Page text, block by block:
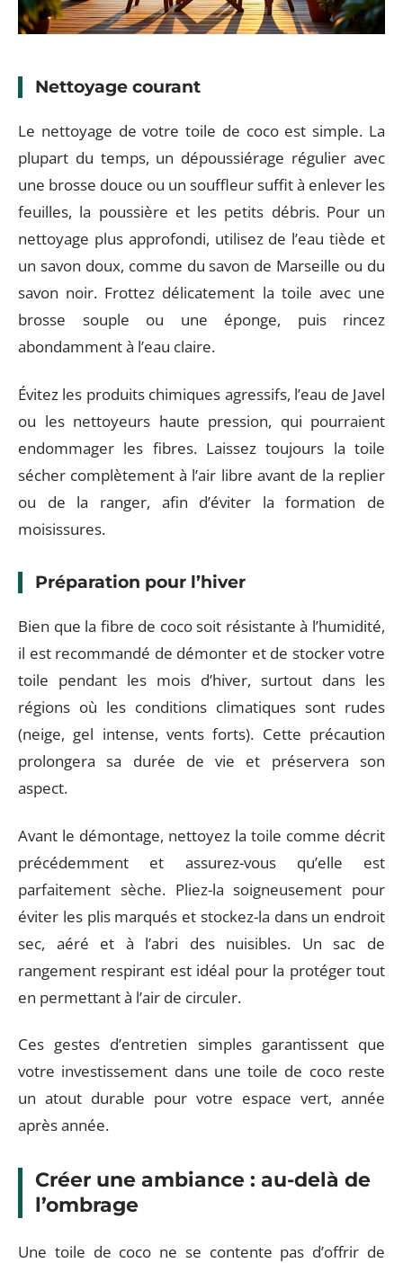
Nettoyage courant
Le nettoyage de votre toile de coco est simple. La
plupart du temps, un dépoussiérage régulier avec
une brosse douce ou un souffleur suffit à enlever les
feuilles, la poussière et les petits débris. Pour un
nettoyage plus approfondi, utilisez de l’eau tiède et
un savon doux, comme du savon de Marseille ou du
savon noir. Frottez délicatement la toile avec une
brosse souple ou une éponge, puis rincez
abondamment à l’eau claire.
Évitez les produits chimiques agressifs, l’eau de Javel
ou les nettoyeurs haute pression, qui pourraient
endommager les fibres. Laissez toujours la toile
sécher complètement à l’air libre avant de la replier
ou de la ranger, afin d’éviter la formation de
moisissures.
Préparation pour l’hiver
Bien que la fibre de coco soit résistante à l’humidité,
il est recommandé de démonter et de stocker votre
toile pendant les mois d’hiver, surtout dans les
régions où les conditions climatiques sont rudes
(neige, gel intense, vents forts). Cette précaution
prolongera sa durée de vie et préservera son
aspect.
Avant le démontage, nettoyez la toile comme décrit
précédemment et assurez-vous qu’elle est
parfaitement sèche. Pliez-la soigneusement pour
éviter les plis marqués et stockez-la dans un endroit
sec, aéré et à l’abri des nuisibles. Un sac de
rangement respirant est idéal pour la protéger tout
en permettant à l’air de circuler.
Ces gestes d’entretien simples garantissent que
votre investissement dans une toile de coco reste
un atout durable pour votre espace vert, année
après année.
Créer une ambiance : au-delà de
l’ombrage
Une toile de coco ne se contente pas d’offrir de